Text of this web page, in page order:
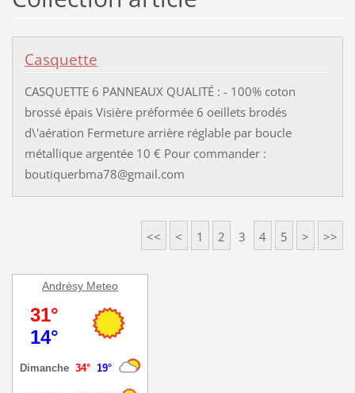
Casquette
CASQUETTE 6 PANNEAUX QUALITÉ : - 100% coton
brossé épais Visière préformée 6 oeillets brodés
d\'aération Fermeture arrière réglable par boucle
métallique argentée 10 € Pour commander :
boutiquerbma78@gmail.com
<< < 1 2 3 4 5 > >>
Andrésy Meteo